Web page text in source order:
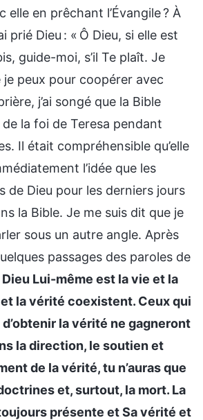
elle en prêchant l’Évangile ? À
prié Dieu : « Ô Dieu, si elle est
guide-moi, s’il Te plaît. Je
peux pour coopérer avec
j’ai songé que la Bible
la foi de Teresa pendant
Il était compréhensible qu’elle
l’idée que les
de Dieu pour les derniers jours
la Bible. Je me suis dit que je
sous un autre angle. Après
passages des paroles de
Dieu Lui-même est la vie et la
la vérité coexistent. Ceux qui
la vérité ne gagneront
la direction, le soutien et
de la vérité, tu n’auras que
et, surtout, la mort. La
présente et Sa vérité et